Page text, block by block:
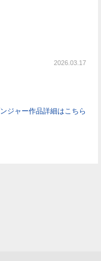
2026.03.17
ジャー作品詳細はこちら